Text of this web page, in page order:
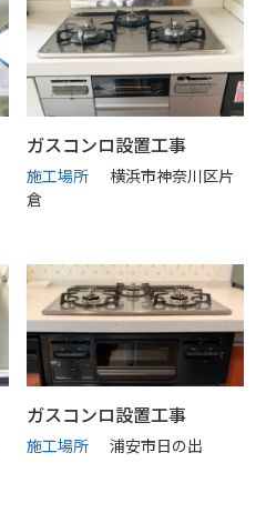
ガスコンロ設置工事
施工場所
横浜市神奈川区片
倉
ガスコンロ設置工事
施工場所 浦安市日の出